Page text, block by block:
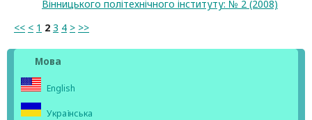
Вінницького політехнічного інституту: № 2 (2008)
<< < 1 2 3 4 > >>
Мова
English
Українська